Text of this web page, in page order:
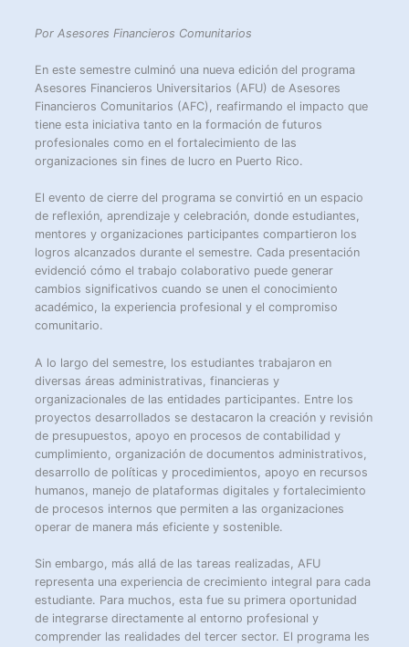
Por Asesores Financieros Comunitarios
En este semestre culminó una nueva edición del programa
Asesores Financieros Universitarios (AFU) de Asesores
Financieros Comunitarios (AFC), reafirmando el impacto que
tiene esta iniciativa tanto en la formación de futuros
profesionales como en el fortalecimiento de las
organizaciones sin fines de lucro en Puerto Rico.
El evento de cierre del programa se convirtió en un espacio
de reflexión, aprendizaje y celebración, donde estudiantes,
mentores y organizaciones participantes compartieron los
logros alcanzados durante el semestre. Cada presentación
evidenció cómo el trabajo colaborativo puede generar
cambios significativos cuando se unen el conocimiento
académico, la experiencia profesional y el compromiso
comunitario.
A lo largo del semestre, los estudiantes trabajaron en
diversas áreas administrativas, financieras y
organizacionales de las entidades participantes. Entre los
proyectos desarrollados se destacaron la creación y revisión
de presupuestos, apoyo en procesos de contabilidad y
cumplimiento, organización de documentos administrativos,
desarrollo de políticas y procedimientos, apoyo en recursos
humanos, manejo de plataformas digitales y fortalecimiento
de procesos internos que permiten a las organizaciones
operar de manera más eficiente y sostenible.
Sin embargo, más allá de las tareas realizadas, AFU
representa una experiencia de crecimiento integral para cada
estudiante. Para muchos, esta fue su primera oportunidad
de integrarse directamente al entorno profesional y
comprender las realidades del tercer sector. El programa les